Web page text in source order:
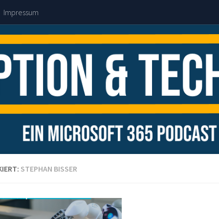
Impressum
STEPHAN BISSER